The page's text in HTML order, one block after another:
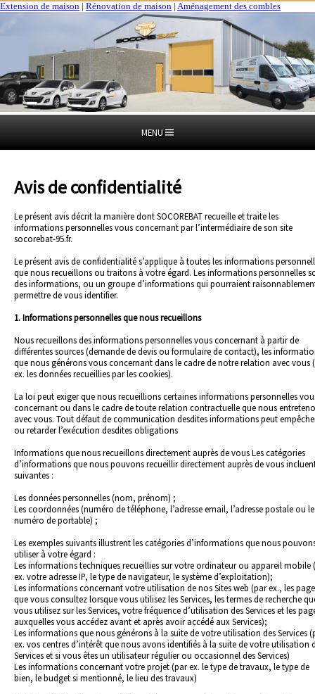
Extension de maison Rénovation de maison Aménagement des combles
MENU
Avis de confidentialité
Le présent avis décrit la manière dont SOCOREBAT recueille et traite les
informations personnelles vous concernant par l’intermédiaire de son site
socorebat-95.fr.
Le présent avis de confidentialité s’applique à toutes les informations
que nous recueillons ou traitons à votre égard. Les informations personnelles
des informations, ou un groupe d’informations qui pourraient
permettre de vous identifier.
1. Informations personnelles que nous recueillons
Nous recueillons des informations personnelles vous concernant à partir de
différentes sources (demande de devis ou formulaire de contact), les
que nous générons vous concernant dans le cadre de notre relation avec vous
ex. les données recueillies par les cookies).
La loi peut exiger que nous recueillions certaines informations personnelles
concernant ou dans le cadre de toute relation contractuelle que nous
avec vous. Tout défaut de communication desdites informations peut
ou retarder l’exécution desdites obligations
Informations que nous recueillons directement auprès de vous Les catégories
d’informations que nous pouvons recueillir directement auprès de vous
suivantes :
Les données personnelles (nom, prénom) ;
Les coordonnées (numéro de téléphone, l’adresse email, l’adresse postale ou le
numéro de portable) ;
Les exemples suivants illustrent les catégories d’informations que nous
utiliser à votre égard :
Les informations techniques recueillies sur votre ordinateur ou appareil mobile
ex. votre adresse IP, le type de navigateur, le système d’exploitation);
Les informations concernant votre utilisation de nos Sites web (par ex., les
que vous consultez lorsque vous utilisez les Services, les termes de recherche
vous utilisez sur les Services, votre fréquence d’utilisation des Services et les
auxquelles vous accédez avant et après avoir accédé aux Services);
Les informations que nous générons à la suite de votre utilisation des Services
ex. vos centres d’intérêt que nous avons identifiés à la suite de votre utilisation
Services et si vous êtes un utilisateur régulier ou occasionnel des Services)
Les informations concernant votre projet (par ex. le type de travaux, le type de
bien, le budget si mentionné, le lieu des travaux)